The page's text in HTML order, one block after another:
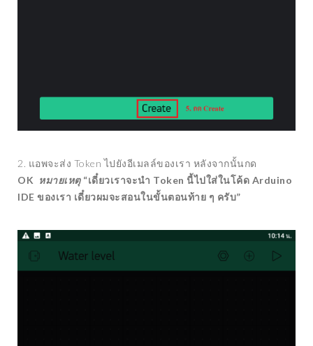
2. แอพจะส่ง Token ไปยังอีเมลล์ของเรา หลังจากนั้นกด
OK หมายเหตุ“เดี๋ยวเราจะนำ Token นี้ไปใส่ในโค้ด Arduino
IDE ของเรา เดี๋ยวผมจะสอนในขั้นตอนท้าย ๆ ครับ”